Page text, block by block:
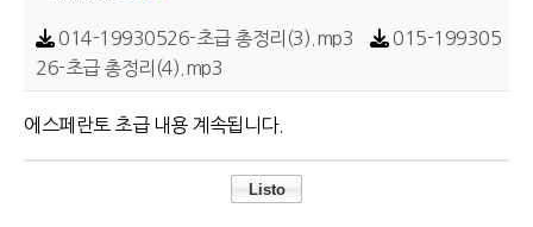
014-19930526-초급 총정리(3).mp3
015-199305
26-초급 총정리(4).mp3
에스페란토 초급 내용 계속됩니다.